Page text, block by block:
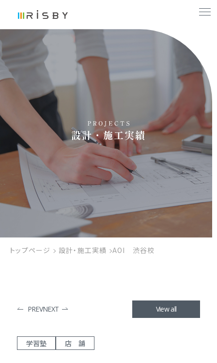
設計・施工実績
トップページ 設計・施工実績 AOI 渋谷校
PREVNEXT View all
学習塾 店 舗